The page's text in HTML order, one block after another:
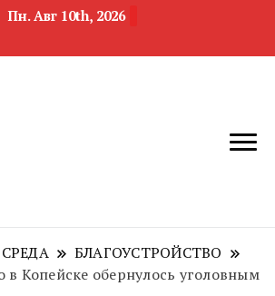
Пн. Авг 10th, 2026
область
недвижимости
БЛАГОУСТРОЙСТВО
в Копейске обернулось уголовным